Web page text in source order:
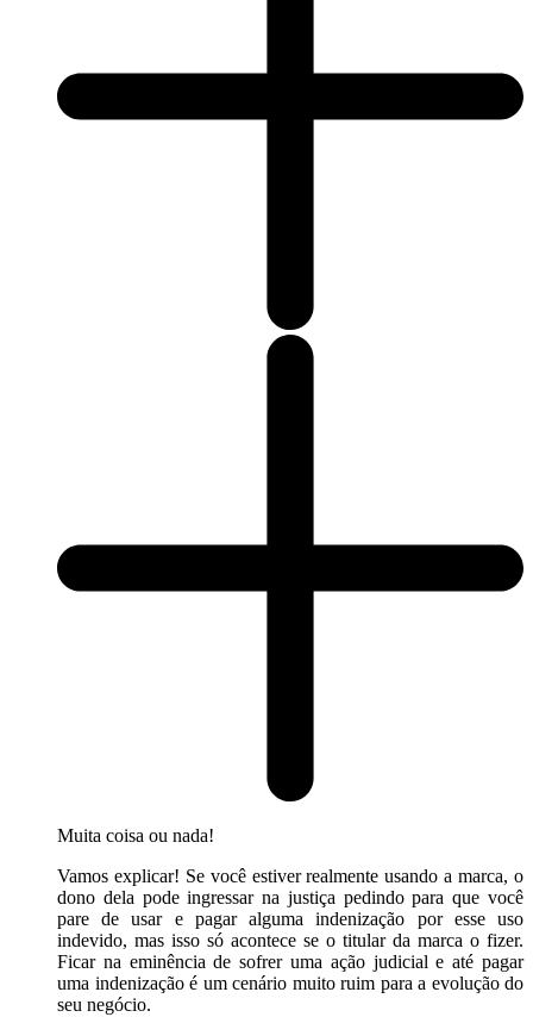
Muita coisa ou nada!
Vamos explicar! Se você estiver realmente usando a marca, o
dono dela pode ingressar na justiça pedindo para que você
pare de usar e pagar alguma indenização por esse uso
indevido, mas isso só acontece se o titular da marca o fizer.
Ficar na eminência de sofrer uma ação judicial e até pagar
uma indenização é um cenário muito ruim para a evolução do
seu negócio.